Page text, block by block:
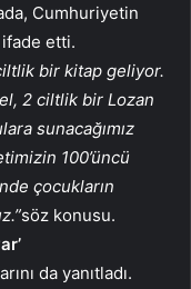
Cumhuriyetin
ifade etti.
bir kitap geliyor.
2 ciltlik bir Lozan
sunacağımız
100’üncü
çocukların
söz konusu.
da yanıtladı.